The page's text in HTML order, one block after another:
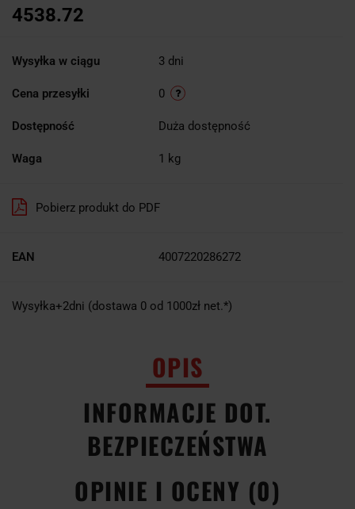
4538.72
Wysyłka w ciągu 3 dni
Cena przesyłki 0
Dostępność Duża dostępność
Waga 1 kg
Pobierz produkt do PDF
EAN 4007220286272
Wysyłka+2dni (dostawa 0 od 1000zł net.*)
OPIS
INFORMACJE DOT.
BEZPIECZEŃSTWA
OPINIE I OCENY (0)